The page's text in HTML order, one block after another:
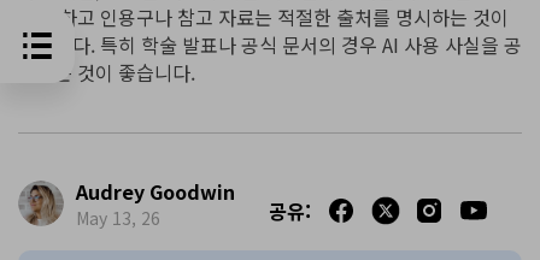
해야 하고 인용구나 참고 자료는 적절한 출처를 명시하는 것이
좋습니다. 특히 학술 발표나 공식 문서의 경우 AI 사용 사실을 공
개하는 것이 좋습니다.
Audrey Goodwin
May 13, 26 공유: